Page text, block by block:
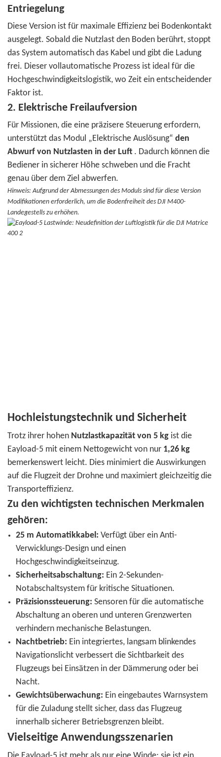
Entriegelung
Diese Version ist für maximale Effizienz bei Bodenkontakt
ausgelegt. Sobald die Nutzlast den Boden berührt, stoppt
das System automatisch das Kabel und gibt die Ladung
frei. Dieser vollautomatische Prozess ist ideal für die
Hochgeschwindigkeitslogistik, wo Zeit ein entscheidender
Faktor ist.
2. Elektrische Freilaufversion
Für Missionen, die eine präzisere Steuerung erfordern,
unterstützt das Modul „Elektrische Auslösung“ den
Abwurf von Nutzlasten in der Luft . Dadurch können die
Bediener in sicherer Höhe schweben und die Fracht
genau über dem Ziel abwerfen.
Hinweis: Aufgrund der Abmessungen des Moduls sind für diese Version
Modifikationen erforderlich, um die Bodenfreiheit des DJI M400-
Landegestells zu erhöhen.
Hochleistungstechnik und Sicherheit
Trotz ihrer hohen Nutzlastkapazität von 5 kg ist die
Eayload-5 mit einem Nettogewicht von nur 1,26 kg
bemerkenswert leicht. Dies minimiert die Auswirkungen
auf die Flugzeit der Drohne und maximiert gleichzeitig die
Transporteffizienz.
Zu den wichtigsten technischen Merkmalen
gehören:
25 m Automatikkabel: Verfügt über ein Anti-
Verwicklungs-Design und einen
Hochgeschwindigkeitseinzug.
Sicherheitsabschaltung: Ein 2-Sekunden-
Notabschaltsystem für kritische Situationen.
Präzisionssteuerung: Sensoren für die automatische
Abschaltung an oberen und unteren Grenzwerten
verhindern mechanische Belastungen.
Nachtbetrieb: Ein integriertes, langsam blinkendes
Navigationslicht verbessert die Sichtbarkeit des
Flugzeugs bei Einsätzen in der Dämmerung oder bei
Nacht.
Gewichtsüberwachung: Ein eingebautes Warnsystem
für die Zuladung stellt sicher, dass das Flugzeug
innerhalb sicherer Betriebsgrenzen bleibt.
Vielseitige Anwendungsszenarien